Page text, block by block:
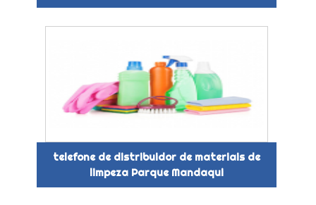
telefone de distribuidor de materiais de
limpeza Parque Mandaqui